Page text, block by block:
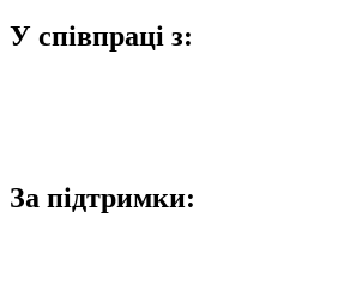
У співпраці з:
За підтримки: